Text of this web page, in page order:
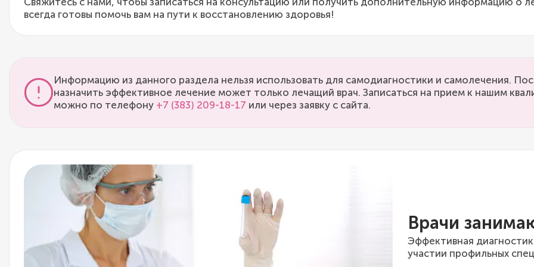
всегда готовы помочь вам на пути к восстановлению здоровья!
Информацию из данного раздела нельзя использовать для самодиагностики и самолечения.
назначить эффективное лечение может только лечащий врач. Записаться на прием к нашим
можно по телефону +7 (383) 209-18-17 или через заявку с сайта.
Врачи
Эффективная
участии профильных